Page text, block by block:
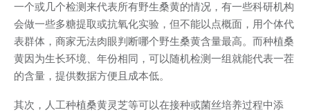
一个或几个检测来代表所有野生桑黄的情况，有一些科研机构
会做一些多糖提取或抗氧化实验，但不能以点概面，用个体代
表群体，商家无法肉眼判断哪个野生桑黄含量最高。而种植桑
黄因为生长环境、年份相同，可以随机检测一组就能代表一茬
的含量，提供数据方便且成本低。
其次，人工种植桑黄灵芝等可以在接种或菌丝培养过程中添